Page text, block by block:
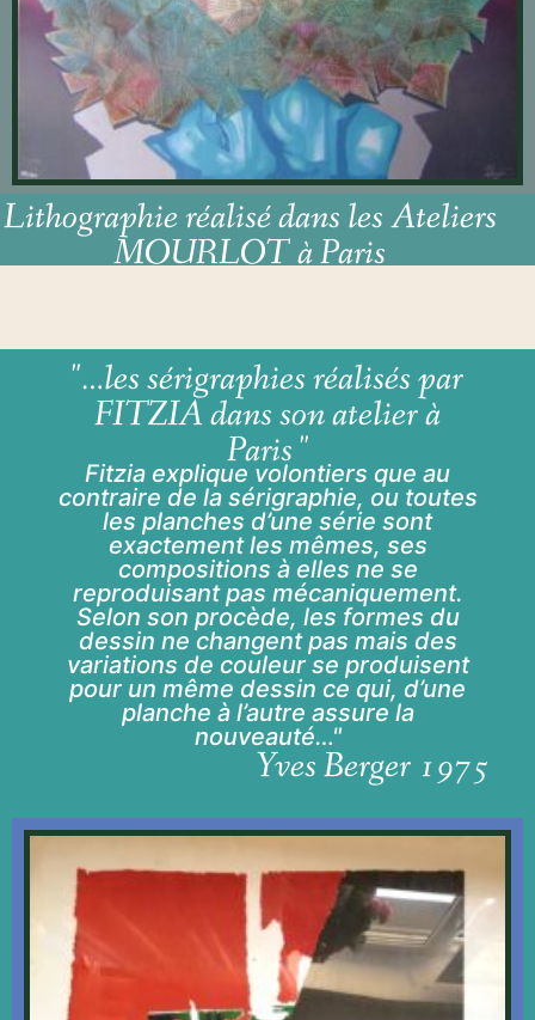
Lithographie réalisé dans les Ateliers
MOURLOT à Paris
"…les sérigraphies réalisés par
FITZIA dans son atelier à
Paris "
Fitzia explique volontiers que au
contraire de la sérigraphie, ou toutes
les planches d’une série sont
exactement les mêmes, ses
compositions à elles ne se
reproduisant pas mécaniquement.
Selon son procède, les formes du
dessin ne changent pas mais des
variations de couleur se produisent
pour un même dessin ce qui, d’une
planche à l’autre assure la
nouveauté…"
Yves Berger 1975